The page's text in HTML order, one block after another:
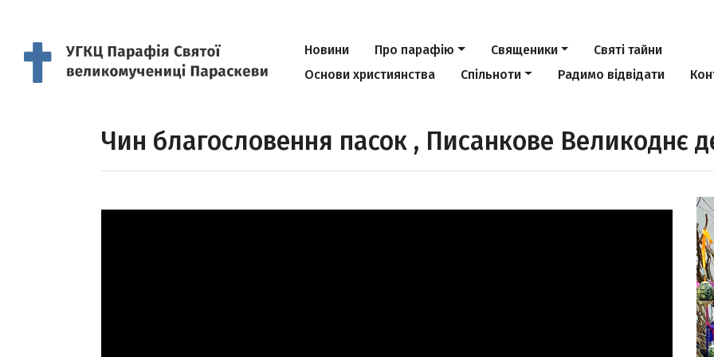
Новини Про парафію Священики
Святі тайни
Основи християнства
Спільноти Радимо відвідати
Чин благословення пасок , Писанкове Великоднє